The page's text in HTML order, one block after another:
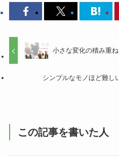
小さな変化の積み重
シンプルなモノほど難し
この記事を書いた人